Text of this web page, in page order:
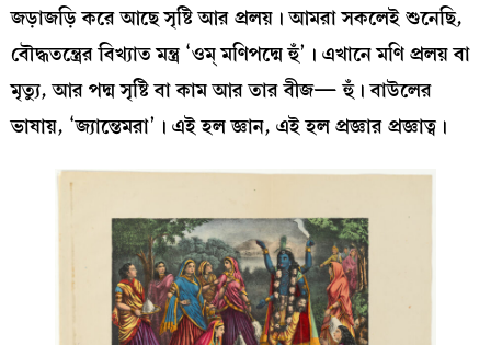
জড়াজড়ি করে আছে সৃষ্টি আর প্রলয়। আমরা সকলেই শুনেছি,
বৌদ্ধতন্ত্রের বিখ্যাত মন্ত্র ‘ওম্‌ মণিপদ্মে হুঁ’। এখানে মণি প্রলয় বা
মৃত্যু, আর পদ্ম সৃষ্টি বা কাম আর তার বীজ— হুঁ। বাউলের
ভাষায়, ‘জ্যান্তেমরা’। এই হল জ্ঞান, এই হল প্রজ্ঞার প্রজ্ঞাত্ব।